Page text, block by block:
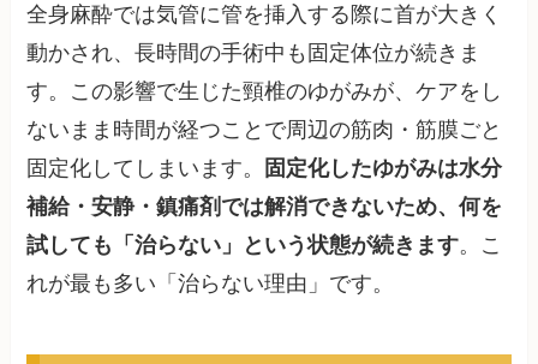
全身麻酔では気管に管を挿入する際に首が大きく
動かされ、長時間の手術中も固定体位が続きま
す。この影響で生じた頸椎のゆがみが、ケアをし
ないまま時間が経つことで周辺の筋肉・筋膜ごと
固定化してしまいます。
固定化したゆがみは水分
補給・安静・鎮痛剤では解消できないため、何を
試しても「治らない」という状態が続きます。こ
れが最も多い「治らない理由」です。